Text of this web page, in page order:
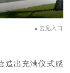
▲云见入口
造出充满仪式感